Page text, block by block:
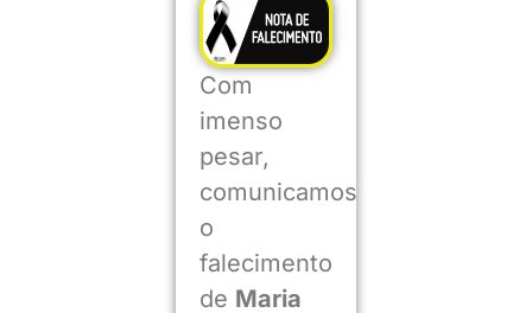
Com
imenso
pesar,
comunicamos
o
falecimento
de Maria